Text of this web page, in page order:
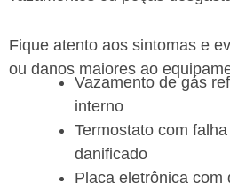
Fique atento aos sintomas e
ou danos maiores ao
Vazamento de gás
interno
Termostato com
danificado
Placa eletrônica com